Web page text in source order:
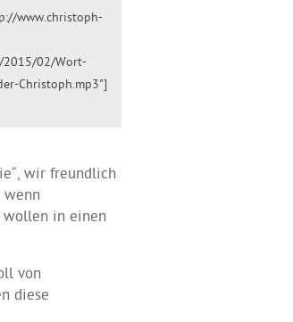
www.christoph-
02/Wort-
Christoph.mp3"]
wir freundlich
wenn
wollen in einen
von
diese